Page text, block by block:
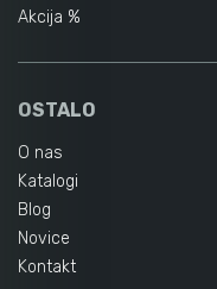
Akcija %
OSTALO
O nas
Katalogi
Blog
Novice
Kontakt